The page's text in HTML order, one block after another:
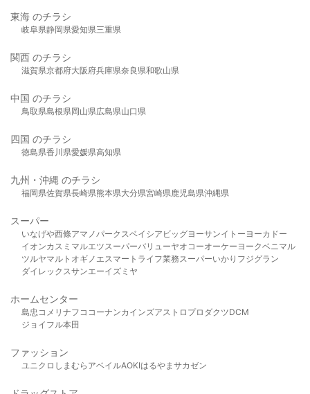
東海 のチラシ
岐阜県静岡県愛知県三重県
関西 のチラシ
滋賀県京都府大阪府兵庫県奈良県和歌山県
中国 のチラシ
鳥取県島根県岡山県広島県山口県
四国 のチラシ
徳島県香川県愛媛県高知県
九州・沖縄 のチラシ
福岡県佐賀県長崎県熊本県大分県宮崎県鹿児島県沖縄県
スーパー
いなげや西條アマノパークスベイシア ビッグヨーサンイトーヨーカドー
イオンカスミ マルエツスーパーバリューヤオコーオーケー ヨークベニマル
ツルヤマルト オギノ エスマート ライフ業務スーパーいかり フジグラン
ダイレックスサンエーイズミヤ
ホームセンター
島忠 コメリ ナフコ コーナンカインズアストロプロダクツDCM
ジョイフル本田
ファッション
ユニクロ しまむら アベイルAOKIはるやま サカゼン